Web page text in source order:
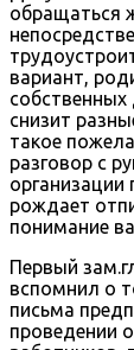
обращаться
вариант,
собственных
снизит
такое
разговор с
рождает
понимание
Первый
вспомнил о
письма
проведении